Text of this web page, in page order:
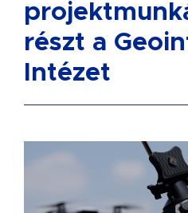
részt a
Intézet